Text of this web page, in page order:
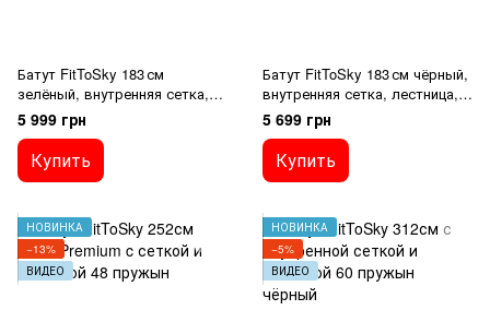
Батут FitToSky 183 см
зелёный, внутренняя сетка,
лестница, 36 пружин, до 100 кг
5 999 грн
Купить
Батут FitToSky 183 см чёрный,
внутренняя сетка, лестница,
36 пружин, до 100 кг
5 699 грн
Купить
НОВИНКА
−13%
ВИДЕО
НОВИНКА
−5%
ВИДЕО